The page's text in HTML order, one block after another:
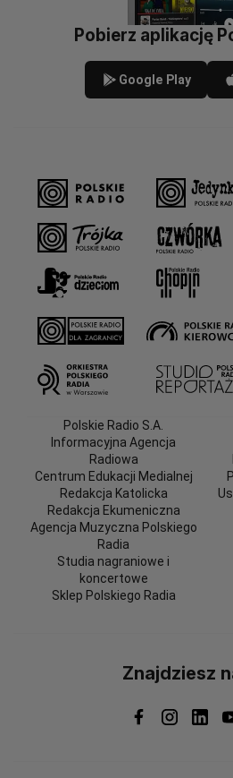
Pobierz aplikację
Google Play
Polskie Radio S.A.
Informacyjna Agencja
Radiowa
Centrum Edukacji Medialnej
Redakcja Katolicka
Redakcja Ekumeniczna
Agencja Muzyczna Polskiego
Radia
Studia nagraniowe i
koncertowe
Sklep Polskiego Radia
Znajdziesz